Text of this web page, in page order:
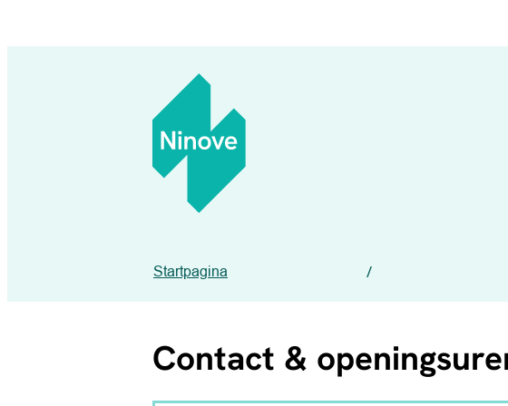
Ninove
Startpagina
Contact &